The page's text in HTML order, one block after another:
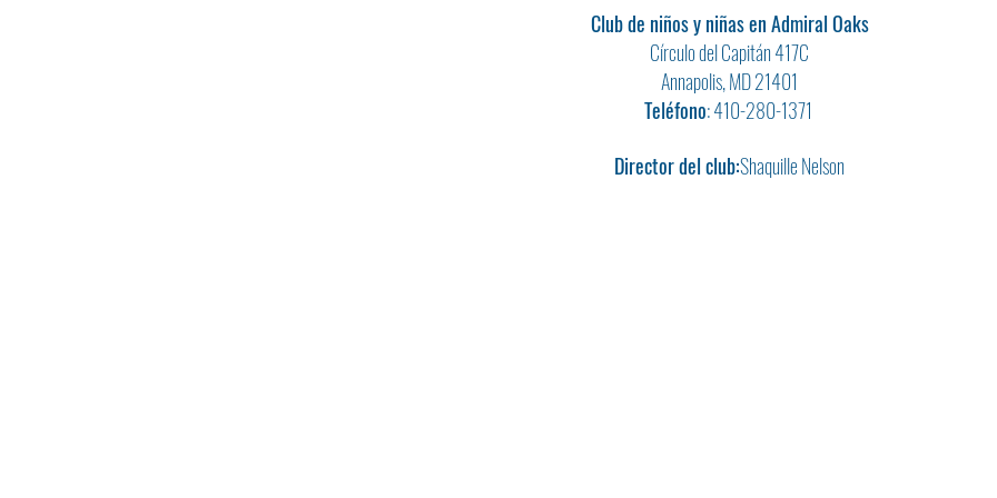
Club de niños y niñas en Admiral Oaks
Círculo del Capitán 417C
Annapolis, MD 21401
Teléfono: 410-280-1371
Director del club:Shaquille Nelson